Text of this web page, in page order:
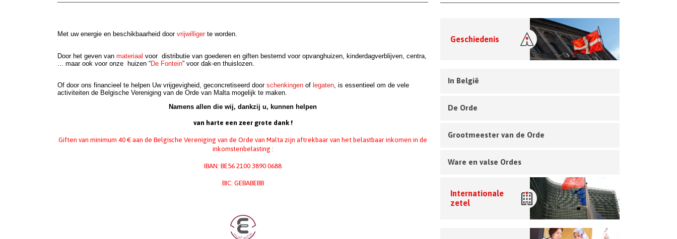
Met uw energie en beschikbaarheid door vrijwilligerte worden.
Door het geven van materiaal voor distributie van goederen en giften bestemd voor opvanghuizen, kinderdagverblijven, centra,
... maar ook voor onze huizen “De Fontein” voor dak-en thuislozen.
Of door ons financieel te helpen Uw vrijgevigheid, geconcretiseerd door schenkingen of legaten , is essentieel om de vele
activiteiten de Belgische Vereniging van de Orde van Malta mogelijk te maken.
Namens allen die wij, dankzij u, kunnen helpen
van harte een zeer grote dank !
Giften van minimum 40 € aan de Belgische Vereniging van de Orde van Malta zijn aftrekbaar van het belastbaar inkomen in de
inkomstenbelasting :
IBAN: BE56 2100 3890 0688
BIC: GEBABEBB
Geschiedenis
In België
De Orde
Grootmeester van de Orde
Ware en valse Ordes
Internationale
zetel